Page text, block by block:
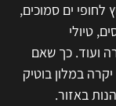
לחופי ים סמוכים,
טיולי
ועוד. כך שאם
במלון בוטיק
באזור.